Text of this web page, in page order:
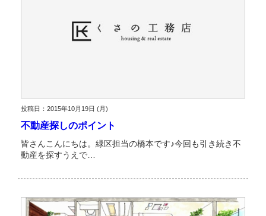
投稿日：2015年10月19日 (月)
不動産探しのポイント
皆さんこんにちは。緑区担当の橋本です♪今回も引き続き不
動産を探すうえで…